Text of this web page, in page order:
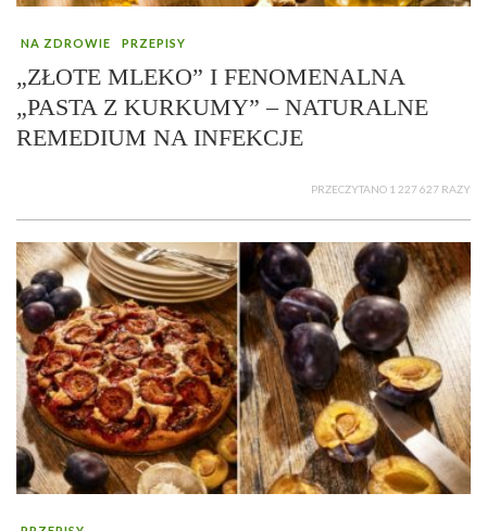
NA ZDROWIE PRZEPISY
„ZŁOTE MLEKO” I FENOMENALNA
„PASTA Z KURKUMY” – NATURALNE
REMEDIUM NA INFEKCJE
PRZECZYTANO 1 227 627 RAZY